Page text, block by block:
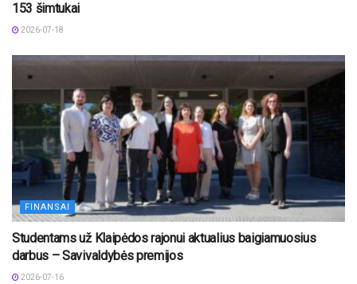
153 šimtukai
2026-07-18
FINANSAI
Studentams už Klaipėdos rajonui aktualius baigiamuosius
darbus – Savivaldybės premijos
2026-07-16